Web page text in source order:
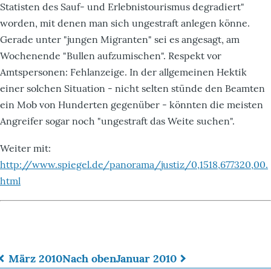
Statisten des Sauf- und Erlebnistourismus degradiert"
worden, mit denen man sich ungestraft anlegen könne.
Gerade unter "jungen Migranten" sei es angesagt, am
Wochenende "Bullen aufzumischen". Respekt vor
Amtspersonen: Fehlanzeige. In der allgemeinen Hektik
einer solchen Situation - nicht selten stünde den Beamten
ein Mob von Hunderten gegenüber - könnten die meisten
Angreifer sogar noch "ungestraft das Weite suchen".
Weiter mit:
http://www.spiegel.de/panorama/justiz/0,1518,677320,00.
html
März 2010Nach obenJanuar 2010